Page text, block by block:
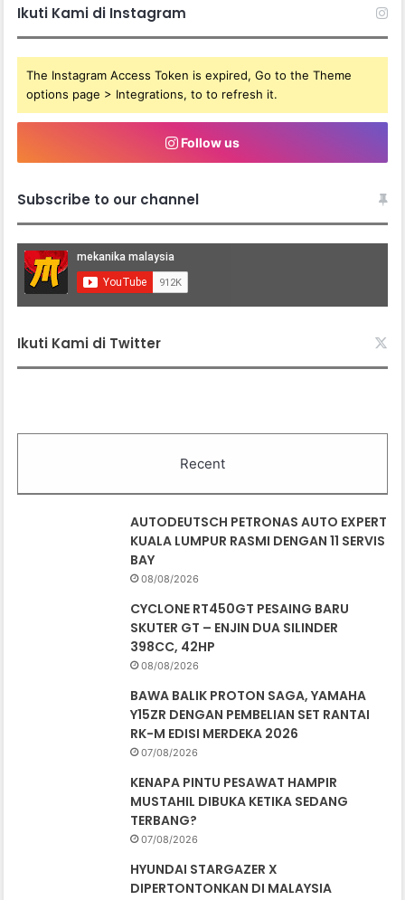
Ikuti Kami di Instagram
The Instagram Access Token is expired, Go to the Theme
options page > Integrations, to to refresh it.
Follow us
Subscribe to our channel
Ikuti Kami di Twitter
Recent
AUTODEUTSCH PETRONAS AUTO EXPERT
KUALA LUMPUR RASMI DENGAN 11 SERVIS
BAY
08/08/2026
CYCLONE RT450GT PESAING BARU
SKUTER GT – ENJIN DUA SILINDER
398CC, 42HP
08/08/2026
BAWA BALIK PROTON SAGA, YAMAHA
Y15ZR DENGAN PEMBELIAN SET RANTAI
RK-M EDISI MERDEKA 2026
07/08/2026
KENAPA PINTU PESAWAT HAMPIR
MUSTAHIL DIBUKA KETIKA SEDANG
TERBANG?
07/08/2026
HYUNDAI STARGAZER X
DIPERTONTONKAN DI MALAYSIA